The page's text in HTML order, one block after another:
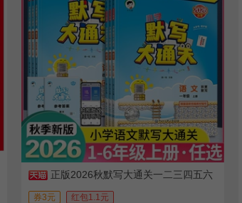
正版2026秋默写大通关一二三四五六
年级下册
券3元 红包1.1元